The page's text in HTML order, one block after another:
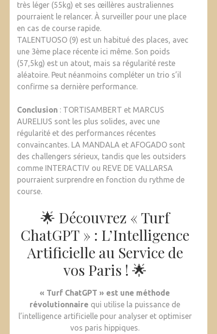
très léger (55kg) et ses œillères australiennes
pourraient le relancer. À surveiller pour une place
en cas de course rapide.
TALENTUOSO (9) est un habitué des places, avec
une 3ème place récente ici même. Son poids
(57,5kg) est un atout, mais sa régularité reste
aléatoire. Peut néanmoins compléter un trio s’il
confirme sa dernière performance.
Conclusion : TORTISAMBERT et MARCUS
AURELIUS sont les plus solides, avec une
régularité et des performances récentes
convaincantes. LA MANDALA et AFOGADO sont
des challengers sérieux, tandis que les outsiders
comme INTERACTIV ou REVE DE VALLARSA
pourraient surprendre en fonction du rythme de
course.
🌟 Découvrez « Turf
ChatGPT » : L’Intelligence
Artificielle au Service de
vos Paris ! 🌟
« Turf ChatGPT » est une méthode
révolutionnaire qui utilise la puissance de
l’intelligence artificielle pour analyser et optimiser
vos paris hippiques.